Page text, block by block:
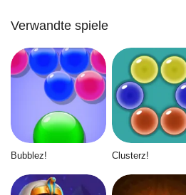
Verwandte spiele
Bubblez! Clusterz!